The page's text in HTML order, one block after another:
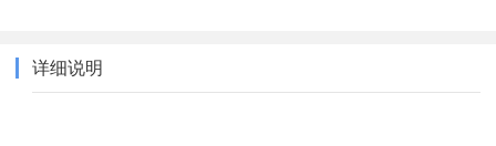
详细说明